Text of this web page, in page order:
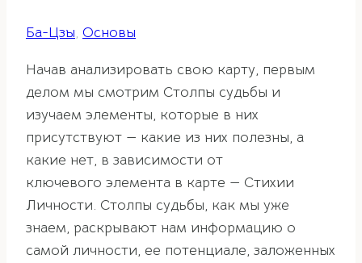
Ба-Цзы, Основы
Начав анализировать свою карту, первым
делом мы смотрим Столпы судьбы и
изучаем элементы, которые в них
присутствуют — какие из них полезны, а
какие нет, в зависимости от
ключевого элемента в карте — Стихии
Личности. Столпы судьбы, как мы уже
знаем, раскрывают нам информацию о
самой личности, ее потенциале, заложенных